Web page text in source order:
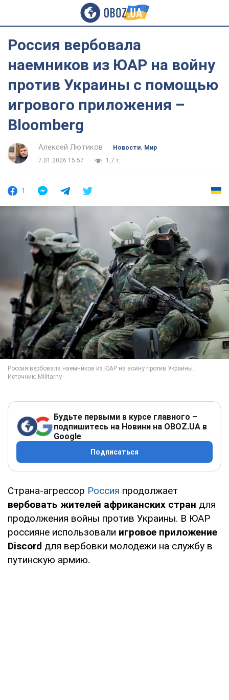
Россия вербовала
наемников из ЮАР на войну
против Украины с помощью
игрового приложения –
Bloomberg
Алексей Лютиков
Новости. Мир
7.01.2026 15:57
1,7 т.
1
Будьте первыми в курсе главного –
подпишитесь на Новини на OBOZ.UA в
Google
Подписаться
Страна-агрессор Россия продолжает
вербовать жителей африканских стран для
продолжения войны против Украины. В ЮАР
россияне использовали игровое приложение
Discord для вербовки молодежи на службу в
путинскую армию.